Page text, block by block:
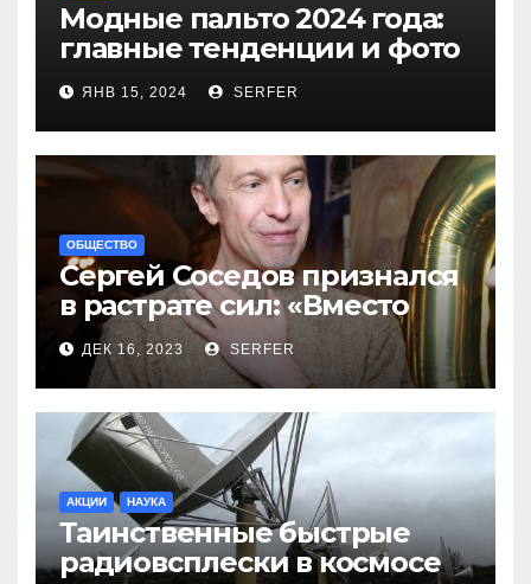
Модные пальто 2024 года:
главные тенденции и фото
новинок
ЯНВ 15, 2024 SERFER
ОБЩЕСТВО
Сергей Соседов признался
в растрате сил: «Вместо
меня взяли Пригожина»
ДЕК 16, 2023 SERFER
АКЦИИ НАУКА
Таинственные быстрые
радиовсплески в космосе